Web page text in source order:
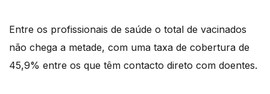
Entre os profissionais de saúde o total de vacinados
não chega a metade, com uma taxa de cobertura de
45,9% entre os que têm contacto direto com doentes.